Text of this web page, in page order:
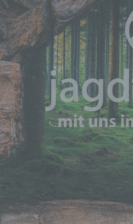
Hilfe
ausgeführte
solche
Erheben,
Abfragen,
der
die
das